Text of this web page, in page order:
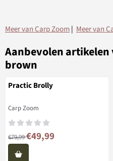
Meer van Carp Zoom| Meer van
Aanbevolen artikelen
brown
Practic Brolly
Merk:
Carp Zoom
Van 79,99 voor 49,99
€79,99€49,99